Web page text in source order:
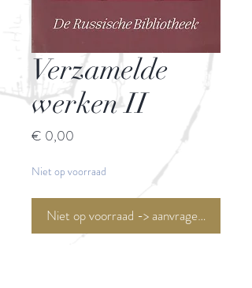
Verzamelde
werken II
€ 0,00
Niet op voorraad
Niet op voorraad -> aanvragen <-